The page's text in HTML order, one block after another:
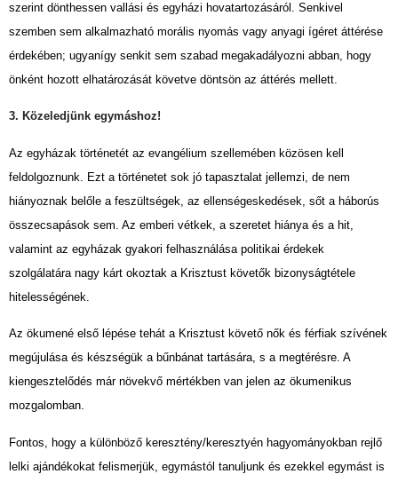
szerint dönthessen vallási és egyházi hovatartozásáról. Senkivel
szemben sem alkalmazható morális nyomás vagy anyagi ígéret áttérése
érdekében; ugyanígy senkit sem szabad megakadályozni abban, hogy
önként hozott elhatározását követve döntsön az áttérés mellett.
3. Közeledjünk egymáshoz!
Az egyházak történetét az evangélium szellemében közösen kell
feldolgoznunk. Ezt a történetet sok jó tapasztalat jellemzi, de nem
hiányoznak belőle a feszültségek, az ellenségeskedések, sőt a háborús
összecsapások sem. Az emberi vétkek, a szeretet hiánya és a hit,
valamint az egyházak gyakori felhasználása politikai érdekek
szolgálatára nagy kárt okoztak a Krisztust követők bizonyságtétele
hitelességének.
Az ökumené első lépése tehát a Krisztust követő nők és férfiak szívének
megújulása és készségük a bűnbánat tartására, s a megtérésre. A
kiengesztelődés már növekvő mértékben van jelen az ökumenikus
mozgalomban.
Fontos, hogy a különböző keresztény/keresztyén hagyományokban rejlő
lelki ajándékokat felismerjük, egymástól tanuljunk és ezekkel egymást is